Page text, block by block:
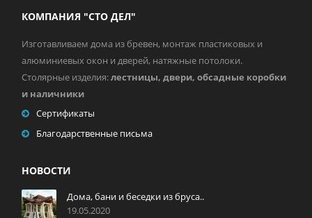
КОМПАНИЯ "СТО ДЕЛ"
Изготавливаем дома из бревен, монтаж пластиковых и
алюминиевых окон и дверей, натяжные потолоки.
Столярные изделия:лестницы, двери, обсадные коробки
и наличники
Сертификаты
Благодарственные письма
НОВОСТИ
Дома, бани и беседки из бруса..
19.05.2020